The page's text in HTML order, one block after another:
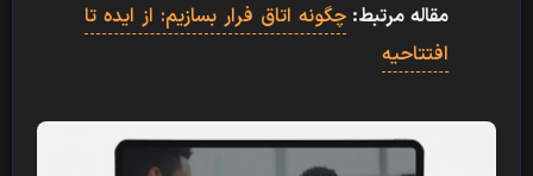
مقاله مرتبط:چگونه اتاق فرار بسازیم: از ایده تا
افتتاحیه